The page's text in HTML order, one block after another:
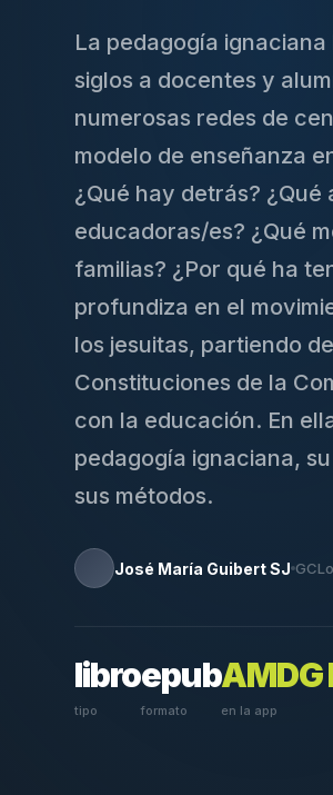
La pedagogía
siglos a docentes y
numerosas redes de
modelo de enseñanza
¿Qué hay detrás?
educadoras/es? ¿Qué
familias? ¿Por qué ha
profundiza en el
los jesuitas, partiendo
Constituciones de la
con la educación. En
pedagogía ignaciana,
sus métodos.
José María Guibert SJ
libro
tipo
epub
formato
AMDG
en la app